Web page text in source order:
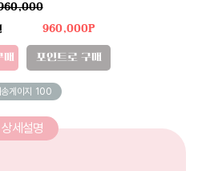
매
960,000P
포인트로 구매
게이지 100
상세설명